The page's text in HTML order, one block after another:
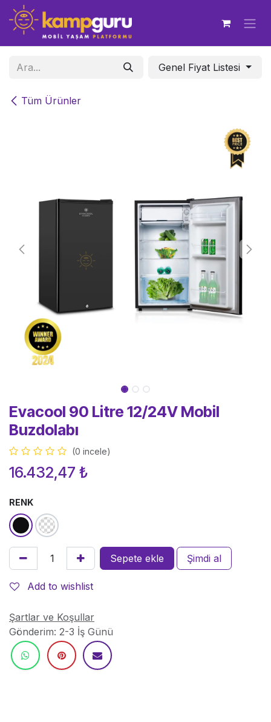
İçereği Atla
Tüm Ürünler
Genel Fiyat Listesi
Evacool 90 Litre 12/24V Mobil
Buzdolabı
(0 incele)
16.432,47 ₺
RENK
Sepete ekle Şimdi al
Add to wishlist
Şartlar ve Koşullar
Gönderim: 2-3 İş Günü